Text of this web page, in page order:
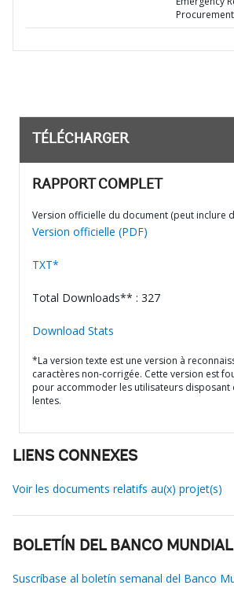
TÉLÉCHARGER
RAPPORT COMPLET
Version officielle du document (peut inclure
Version officielle (PDF)
TXT*
Total Downloads** : 327
Download Stats
*La version texte est une version à
caractères non-corrigée. Cette version est
pour accommoder les utilisateurs disposant
lentes.
LIENS CONNEXES
Voir les documents relatifs au(x) projet(s)
BOLETÍN DEL BANCO MUNDIAL
Suscríbase al boletín semanal del Banco